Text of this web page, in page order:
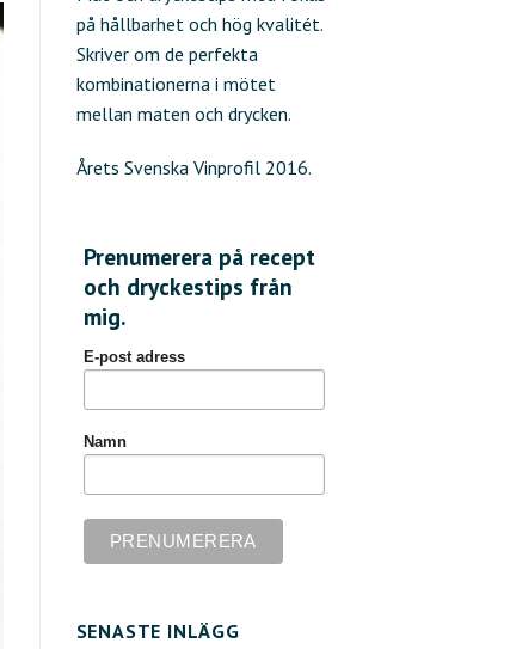
på hållbarhet och hög kvalitét.
Skriver om de perfekta
kombinationerna i mötet
mellan maten och drycken.
Årets Svenska Vinprofil 2016.
Prenumerera på recept
och dryckestips från
mig.
E-post adress
Namn
SENASTE INLÄGG